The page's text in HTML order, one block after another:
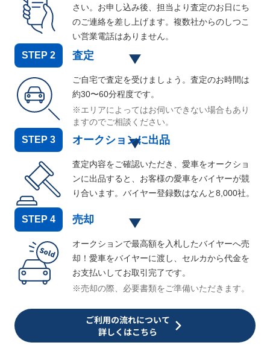
さい。お申し込み後、担当より査定のお日にち
のご連絡を差し上げます。複数社からのしつこ
い営業電話はありません。
STEP 2 査定
ご自宅で査定を受けましょう。査定のお時間は
約30〜60分程度です。
※エリアによってはお伺いできない場合もあり
ますのでご相談ください。
STEP 3 オークションに出品
査定内容をご確認いただき、愛車をオークショ
ンに出品すると、お客様の愛車をバイヤーが競
り合います。バイヤー登録数はなんと8,000社。
STEP 4 売却
オークションで最高額を入札したバイヤーへ売
却！愛車をバイヤーに渡し、セルカから代金を
お支払いしてお取引完了です。
※売却の際、必要書類をご準備いただきます。
ご利用の流れについて
詳しくはこちら